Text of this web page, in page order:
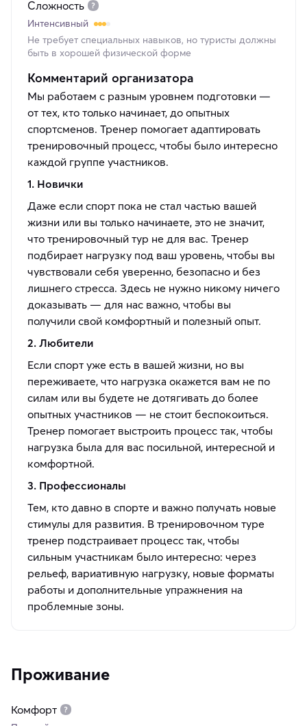
Сложность
Интенсивный
Не требует специальных навыков, но туристы должны
быть в хорошей физической форме
Комментарий организатора
Мы работаем с разным уровнем подготовки —
от тех, кто только начинает, до опытных
спортсменов. Тренер помогает адаптировать
тренировочный процесс, чтобы было интересно
каждой группе участников.
1. Новички
Даже если спорт пока не стал частью вашей
жизни или вы только начинаете, это не значит,
что тренировочный тур не для вас. Тренер
подбирает нагрузку под ваш уровень, чтобы вы
чувствовали себя уверенно, безопасно и без
лишнего стресса. Здесь не нужно никому ничего
доказывать — для нас важно, чтобы вы
получили свой комфортный и полезный опыт.
2. Любители
Если спорт уже есть в вашей жизни, но вы
переживаете, что нагрузка окажется вам не по
силам или вы будете не дотягивать до более
опытных участников — не стоит беспокоиться.
Тренер помогает выстроить процесс так, чтобы
нагрузка была для вас посильной, интересной и
комфортной.
3. Профессионалы
Тем, кто давно в спорте и важно получать новые
стимулы для развития. В тренировочном туре
тренер подстраивает процесс так, чтобы
сильным участникам было интересно: через
рельеф, вариативную нагрузку, новые форматы
работы и дополнительные упражнения на
проблемные зоны.
Проживание
Комфорт